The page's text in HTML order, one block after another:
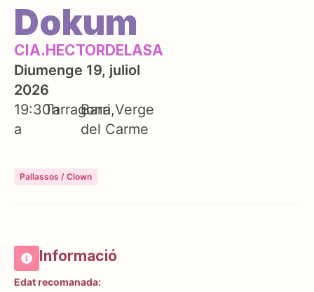
Dokum
CIA.HECTORDELASA
Diumenge 19, juliol
2026
19:30h
a
TarragonaBarri Verge
del Carme
Pallassos / Clown
Informació
Edat recomanada: